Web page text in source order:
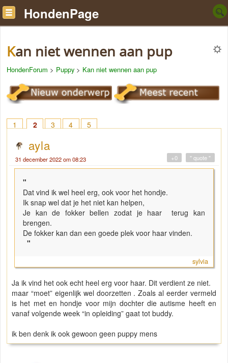
HondenPage
Kan niet wennen aan pup
HondenForum > Puppy > Kan niet wennen aan pup
1 2 3 4 5
ayla
31 december 2022 om 08:23 " quote "
+0
"
Dat vind ik wel heel erg, ook voor het hondje.
Ik snap wel dat je het niet kan helpen,
Je kan de fokker bellen zodat je haar terug kan
brengen.
De fokker kan dan een goede plek voor haar vinden.
"
sylvia
Ja ik vind het ook echt heel erg voor haar. Dit verdient ze niet.
maar “moet” eigenlijk wel doorzetten . Zoals al eerder vermeld
is het met en hondje voor mijn dochter die autisme heeft en
vanaf volgende week “in opleiding” gaat tot buddy.
ik ben denk ik ook gewoon geen puppy mens